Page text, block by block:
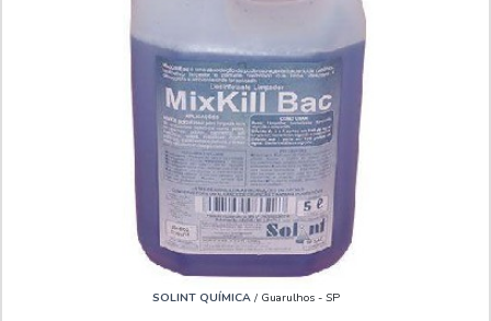
SOLINT QUÍMICA/ Guarulhos - SP